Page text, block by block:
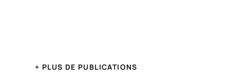
+ PLUS DE PUBLICATIONS